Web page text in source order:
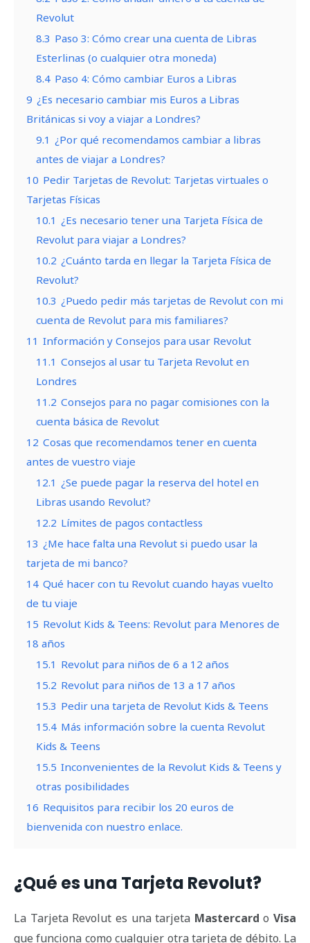
Revolut
8.3 Paso 3: Cómo crear una cuenta de Libras
Esterlinas (o cualquier otra moneda)
8.4 Paso 4: Cómo cambiar Euros a Libras
9 ¿Es necesario cambiar mis Euros a Libras
Británicas si voy a viajar a Londres?
9.1 ¿Por qué recomendamos cambiar a libras
antes de viajar a Londres?
10 Pedir Tarjetas de Revolut: Tarjetas virtuales o
Tarjetas Físicas
10.1 ¿Es necesario tener una Tarjeta Física de
Revolut para viajar a Londres?
10.2 ¿Cuánto tarda en llegar la Tarjeta Física de
Revolut?
10.3 ¿Puedo pedir más tarjetas de Revolut con mi
cuenta de Revolut para mis familiares?
11 Información y Consejos para usar Revolut
11.1 Consejos al usar tu Tarjeta Revolut en
Londres
11.2 Consejos para no pagar comisiones con la
cuenta básica de Revolut
12 Cosas que recomendamos tener en cuenta
antes de vuestro viaje
12.1 ¿Se puede pagar la reserva del hotel en
Libras usando Revolut?
12.2 Límites de pagos contactless
13 ¿Me hace falta una Revolut si puedo usar la
tarjeta de mi banco?
14 Qué hacer con tu Revolut cuando hayas vuelto
de tu viaje
15 Revolut Kids & Teens: Revolut para Menores de
18 años
15.1 Revolut para niños de 6 a 12 años
15.2 Revolut para niños de 13 a 17 años
15.3 Pedir una tarjeta de Revolut Kids & Teens
15.4 Más información sobre la cuenta Revolut
Kids & Teens
15.5 Inconvenientes de la Revolut Kids & Teens y
otras posibilidades
16 Requisitos para recibir los 20 euros de
bienvenida con nuestro enlace.
¿Qué es una Tarjeta Revolut?
La Tarjeta Revolut es una tarjeta Mastercard o Visa
que funciona como cualquier otra tarjeta de débito. La